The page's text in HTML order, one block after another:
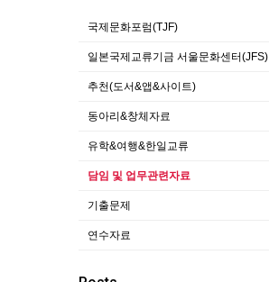
국제문화포럼(TJF)
일본국제교류기금 서울문화센터(JFS)
추천(도서&앱&사이트)
동아리&창체자료
유학&여행&한일교류
담임 및 업무관련자료
기출문제
연수자료